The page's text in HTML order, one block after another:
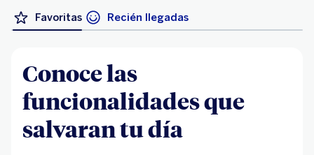
Favoritas Recién llegadas
Conoce las
funcionalidades que
salvaran tu día